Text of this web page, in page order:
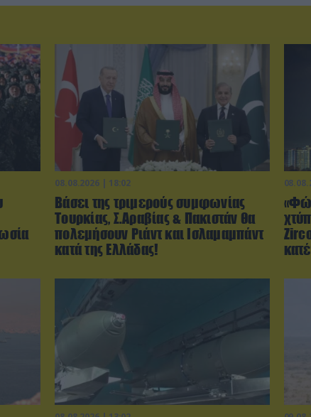
08.08.2026 | 18:02
Βάσει της τριμερούς συμφωνίας
Τουρκίας, Σ.Αραβίας & Πακιστάν θα
πολεμήσουν Ριάντ και Ισλαμαμπάντ
κατά της Ελλάδας!